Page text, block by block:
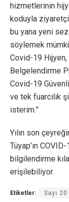
hizmetlerinin
koduyla
bu yana yeni
söylemek
Covid-19
Belgelendirme
Covid-19
ve tek fuarcılık
isterim.”
Yılın son
Tüyap’ın
bilgilendirme
erişilebiliyor.
Etiketler: Sayı 20